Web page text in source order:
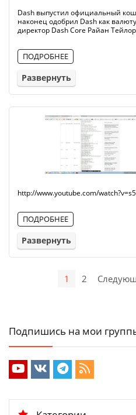
Dash выпустил официальный
наконец одобрил Dash как
директор Dash Core Райан
ПОДРОБНЕЕ
Развернуть
http://www.youtube.com/
ПОДРОБНЕЕ
Развернуть
1 2
Подпишись на мои